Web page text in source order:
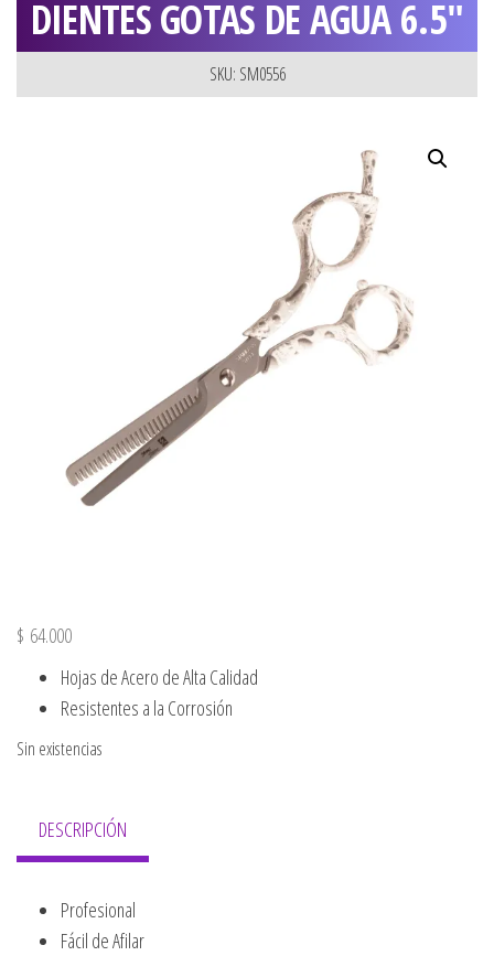
DIENTES GOTAS DE AGUA 6.5″
SKU: SM0556
$ 64.000
Hojas de Acero de Alta Calidad
Resistentes a la Corrosión
Sin existencias
DESCRIPCIÓN
Profesional
Fácil de Afilar